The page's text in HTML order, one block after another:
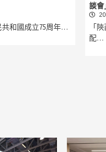
共和國成立75周年…
談會
「
配…